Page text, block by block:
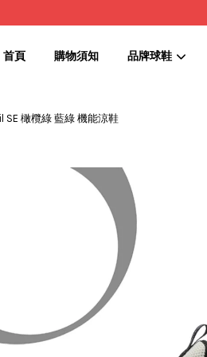
首頁 購物須知 品牌球鞋
SE 橄欖綠 藍綠 機能涼鞋